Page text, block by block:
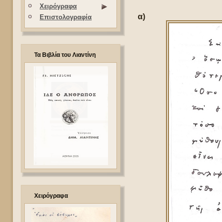
Χειρόγραφα
Επιστολογραφία
Τα Βιβλία του Λιαντίνη
Χειρόγραφα
α)